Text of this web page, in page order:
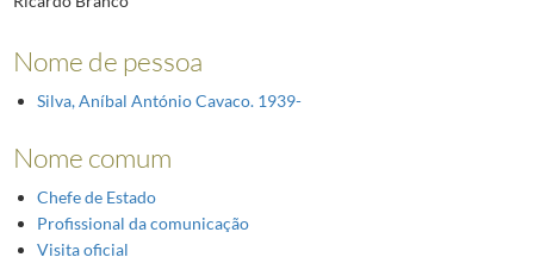
Nome de pessoa
Silva, Aníbal António Cavaco. 1939-
Nome comum
Chefe de Estado
Profissional da comunicação
Visita oficial